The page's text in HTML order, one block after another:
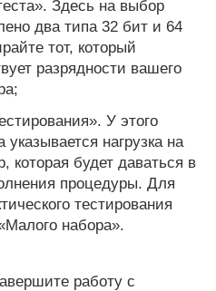
Здесь на выбор
два типа 32 бит и 64
тот, который
разрядности вашего
У этого
указывается нагрузка на
которая будет даваться в
процедуры. Для
тестирования
набора».
работу с